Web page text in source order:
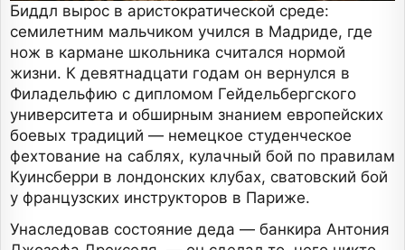
Биддл вырос в аристократической среде:
семилетним мальчиком учился в Мадриде, где
нож в кармане школьника считался нормой
жизни. К девятнадцати годам он вернулся в
Филадельфию с дипломом Гейдельбергского
университета и обширным знанием европейских
боевых традиций — немецкое студенческое
фехтование на саблях, кулачный бой по правилам
Куинсберри в лондонских клубах, сватовский бой
у французских инструкторов в Париже.
Унаследовав состояние деда — банкира Антония